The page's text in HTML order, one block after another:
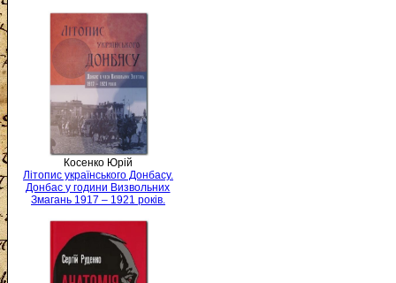
Косенко Юрій
Літопис українського Донбасу.
Донбас у години Визвольних
Змагань 1917 – 1921 років.